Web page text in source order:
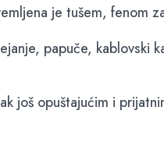
je tušem, fenom
papuče, kablovski
još opuštajućim i